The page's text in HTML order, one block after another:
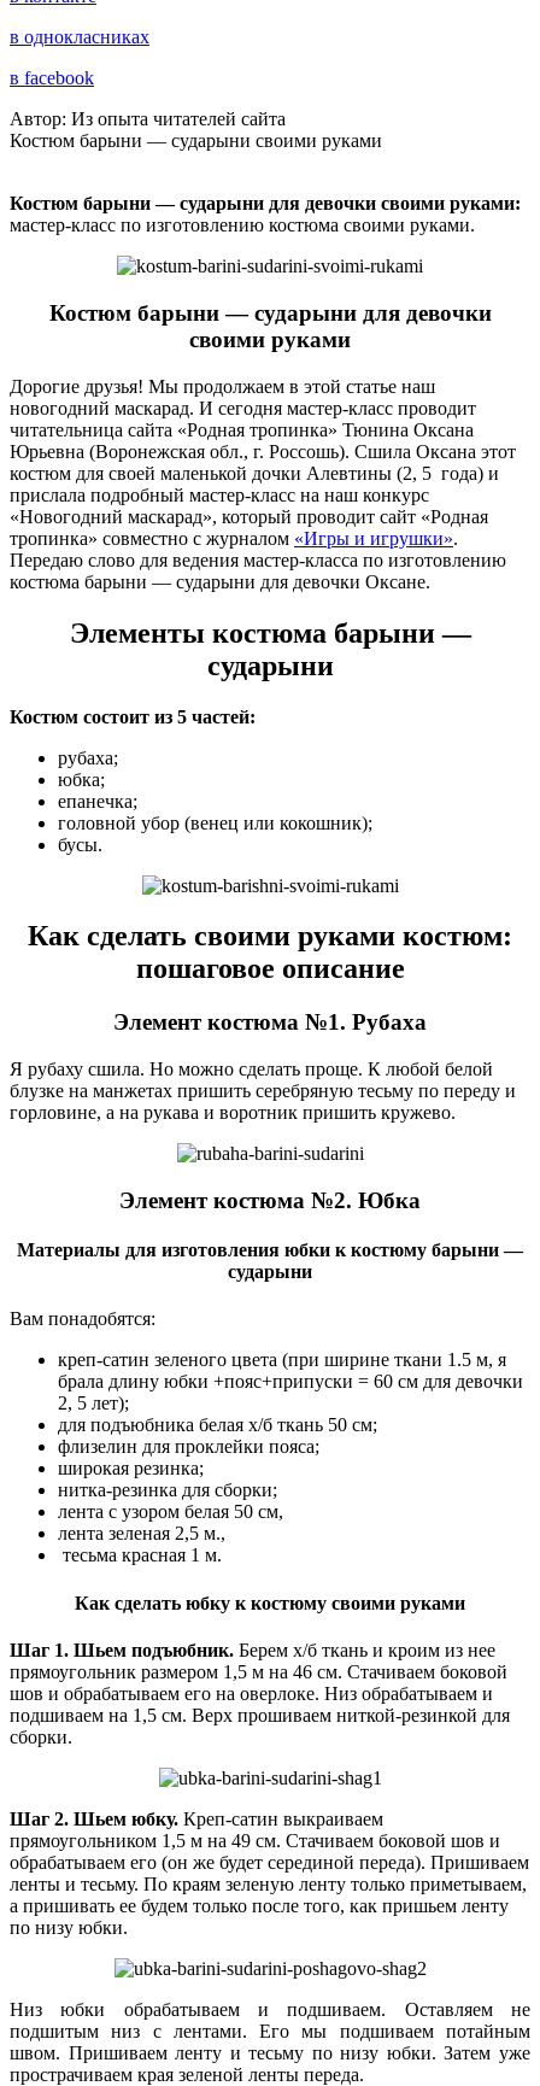
в однокласниках
в facebook
Автор: Из опыта читателей сайта
Костюм барыни — сударыни своими руками
Костюм барыни — сударыни для девочки своими руками:
мастер-класс по изготовлению костюма своими руками.
Костюм барыни — сударыни для девочки
своими руками
Дорогие друзья! Мы продолжаем в этой статье наш
новогодний маскарад. И сегодня мастер-класс проводит
читательница сайта «Родная тропинка» Тюнина Оксана
Юрьевна (Воронежская обл., г. Россошь). Сшила Оксана этот
костюм для своей маленькой дочки Алевтины (2, 5 года) и
прислала подробный мастер-класс на наш конкурс
«Новогодний маскарад», который проводит сайт «Родная
тропинка» совместно с журналом «Игры и игрушки».
Передаю слово для ведения мастер-класса по изготовлению
костюма барыни — сударыни для девочки Оксане.
Элементы костюма барыни —
сударыни
Костюм состоит из 5 частей:
рубаха;
юбка;
епанечка;
головной убор (венец или кокошник);
бусы.
Как сделать своими руками костюм:
пошаговое описание
Элемент костюма №1. Рубаха
Я рубаху сшила. Но можно сделать проще. К любой белой
блузке на манжетах пришить серебряную тесьму по переду и
горловине, а на рукава и воротник пришить кружево.
Элемент костюма №2. Юбка
Материалы для изготовления юбки к костюму барыни —
сударыни
Вам понадобятся:
креп-сатин зеленого цвета (при ширине ткани 1.5 м, я
брала длину юбки +пояс+припуски = 60 см для девочки
2, 5 лет);
для подъюбника белая х/б ткань 50 см;
флизелин для проклейки пояса;
широкая резинка;
нитка-резинка для сборки;
лента с узором белая 50 см,
лента зеленая 2,5 м.,
тесьма красная 1 м.
Как сделать юбку к костюму своими руками
Шаг 1. Шьем подъюбник. Берем х/б ткань и кроим из нее
прямоугольник размером 1,5 м на 46 см. Стачиваем боковой
шов и обрабатываем его на оверлоке. Низ обрабатываем и
подшиваем на 1,5 см. Верх прошиваем ниткой-резинкой для
сборки.
Шаг 2. Шьем юбку. Креп-сатин выкраиваем
прямоугольником 1,5 м на 49 см. Стачиваем боковой шов и
обрабатываем его (он же будет серединой переда). Пришиваем
ленты и тесьму. По краям зеленую ленту только приметываем,
а пришивать ее будем только после того, как пришьем ленту
по низу юбки.
Низ юбки обрабатываем и подшиваем. Оставляем не
подшитым низ с лентами. Его мы подшиваем потайным
швом. Пришиваем ленту и тесьму по низу юбки. Затем уже
прострачиваем края зеленой ленты переда.